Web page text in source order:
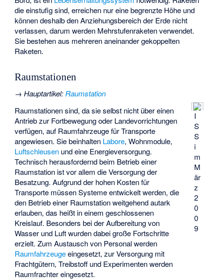
die einstufig sind, erreichen nur eine begrenzte Höhe und
können deshalb den Anziehungsbereich der Erde nicht
verlassen, darum werden Mehrstufenraketen verwendet.
Sie bestehen aus mehreren aneinander gekoppelten
Raketen.
Raumstationen
→Hauptartikel:Raumstation
I
S
S
i
m
M
är
z
2
0
0
9
Raumstationen sind, da sie selbst nicht über einen
Antrieb zur Fortbewegung oder Landevorrichtungen
verfügen, auf Raumfahrzeuge für Transporte
angewiesen. Sie beinhalten Labore, Wohnmodule,
Luftschleusen und eine Energieversorgung.
Technisch herausfordernd beim Betrieb einer
Raumstation ist vor allem die Versorgung der
Besatzung. Aufgrund der hohen Kosten für
Transporte müssen Systeme entwickelt werden, die
den Betrieb einer Raumstation weitgehend autark
erlauben, das heißt in einem geschlossenen
Kreislauf. Besonders bei der Aufbereitung von
Wasser und Luft wurden dabei große Fortschritte
erzielt. Zum Austausch von Personal werden
Raumfahrzeugeeingesetzt, zur Versorgung mit
Frachtgütern, Treibstoff und Experimenten werden
Raumfrachter eingesetzt.